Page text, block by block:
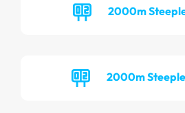
2000m
2000m Steeple